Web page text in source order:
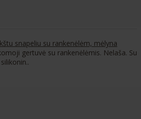
snapeliu su rankenėlėm, mėlyna
gertuvė su rankenėlėmis. Nelaša. Su